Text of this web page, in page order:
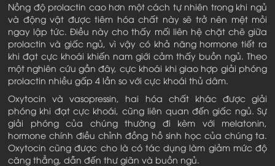
Nồng độ prolactin cao hơn một cách tự nhiên trong khi ngủ
và động vật được tiêm hóa chất này sẽ trở nên mệt mỏi
ngay lập tức. Điều này cho thấy mối liên hệ chặt chẽ giữa
prolactin và giấc ngủ, vì vậy có khả năng hormone tiết ra
khi đạt cực khoái khiến nam giới cảm thấy buồn ngủ. Theo
một nghiên cứu gần đây, cực khoái khi giao hợp giải phóng
prolactin nhiều gấp 4 lần so với cực khoái thủ dâm.
Oxytocin và vasopressin, hai hóa chất khác được giải
phóng khi đạt cực khoái, cũng liên quan đến giấc ngủ. Sự
giải phóng của chúng thường đi kèm với melatonin,
hormone chính điều chỉnh đồng hồ sinh học của chúng ta.
Oxytocin cũng được cho là có tác dụng làm giảm mức độ
căng thẳng, dẫn đến thư giãn và buồn ngủ.